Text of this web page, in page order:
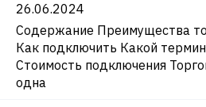
26.06.2024
Содержание Преимущества
Как подключить Какой
Стоимость подключения
одна